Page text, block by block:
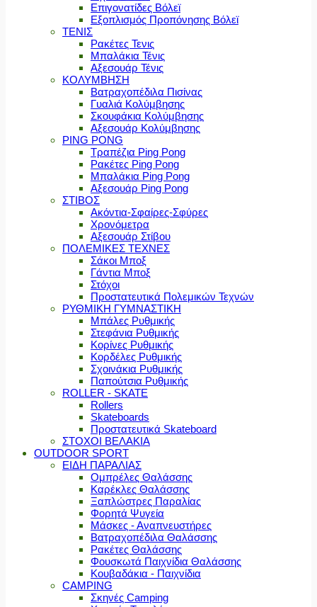
Επιγονατίδες Βόλεϊ
Εξοπλισμός Προπόνησης Βόλεϊ
ΤΕΝΙΣ
Ρακέτες Τενις
Μπαλάκια Τένις
Αξεσουάρ Τένις
ΚΟΛΥΜΒΗΣΗ
Βατραχοπέδιλα Πισίνας
Γυαλιά Κολύμβησης
Σκουφάκια Κολύμβησης
Αξεσουάρ Κολύμβησης
PING PONG
Τραπέζια Ping Pong
Ρακέτες Ping Pong
Μπαλάκια Ping Pong
Αξεσουάρ Ping Pong
ΣΤΙΒΟΣ
Ακόντια-Σφαίρες-Σφύρες
Χρονόμετρα
Αξεσουάρ Στίβου
ΠΟΛΕΜΙΚΕΣ ΤΕΧΝΕΣ
Σάκοι Μποξ
Γάντια Μποξ
Στόχοι
Προστατευτικά Πολεμικών Τεχνών
ΡΥΘΜΙΚΗ ΓΥΜΝΑΣΤΙΚΗ
Μπάλες Ρυθμικής
Στεφάνια Ρυθμικής
Κορίνες Ρυθμικής
Κορδέλες Ρυθμικής
Σχοινάκια Ρυθμικής
Παπούτσια Ρυθμικής
ROLLER - SKATE
Rollers
Skateboards
Προστατευτικά Skateboard
ΣΤΟΧΟΙ ΒΕΛΑΚΙΑ
OUTDOOR SPORT
ΕΙΔΗ ΠΑΡΑΛΙΑΣ
Ομπρέλες Θαλάσσης
Καρέκλες Θαλάσσης
Ξαπλώστρες Παραλίας
Φορητά Ψυγεία
Μάσκες - Αναπνευστήρες
Βατραχοπέδιλα Θαλάσσης
Ρακέτες Θαλάσσης
Φουσκωτά Παιχνίδια Θαλάσσης
Κουβαδάκια - Παιχνίδια
CAMPING
Σκηνές Camping